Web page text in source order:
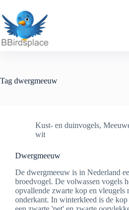
naar
de
inhoud
Tag dwergmeeuw
Kust- en duinvogels,
wit
Dwergmeeuw
De dwergmeeuw is in Nederland
broedvogel. De volwassen vogels
opvallende zwarte kop en vleugels
onderkant. In winterkleed is de